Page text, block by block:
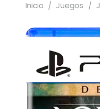
Inicio / Juegos /